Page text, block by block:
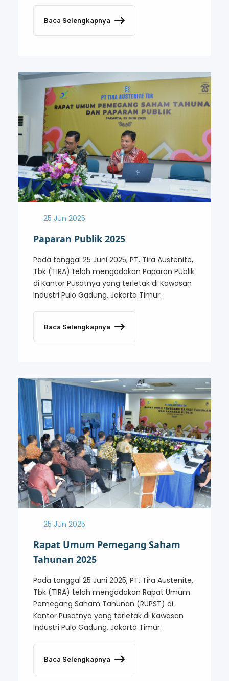
Baca Selengkapnya
25 Jun 2025
Paparan Publik 2025
Pada tanggal 25 Juni 2025, PT. Tira Austenite,
Tbk (TIRA) telah mengadakan Paparan Publik
di Kantor Pusatnya yang terletak di Kawasan
Industri Pulo Gadung, Jakarta Timur.
Baca Selengkapnya
25 Jun 2025
Rapat Umum Pemegang Saham
Tahunan 2025
Pada tanggal 25 Juni 2025, PT. Tira Austenite,
Tbk (TIRA) telah mengadakan Rapat Umum
Pemegang Saham Tahunan (RUPST) di
Kantor Pusatnya yang terletak di Kawasan
Industri Pulo Gadung, Jakarta Timur.
Baca Selengkapnya